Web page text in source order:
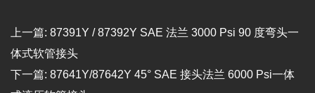
上一篇: 87391Y / 87392Y SAE 法兰 3000 Psi 90 度弯头一
体式软管接头
下一篇: 87641Y/87642Y 45° SAE 接头法兰 6000 Psi一体